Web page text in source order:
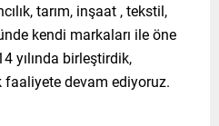
tarım, inşaat , tekstil,
kendi markaları ile öne
yılında birleştirdik,
devam ediyoruz.